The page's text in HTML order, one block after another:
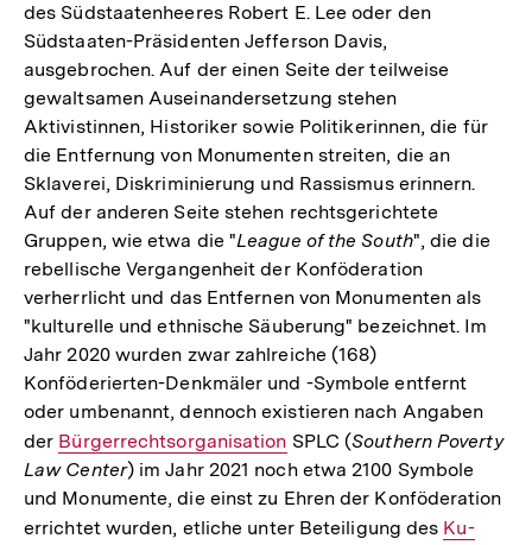
des Südstaatenheeres Robert E. Lee oder den
Südstaaten-Präsidenten Jefferson Davis,
ausgebrochen. Auf der einen Seite der teilweise
gewaltsamen Auseinandersetzung stehen
Aktivistinnen, Historiker sowie Politikerinnen, die für
die Entfernung von Monumenten streiten, die an
Sklaverei, Diskriminierung und Rassismus erinnern.
Auf der anderen Seite stehen rechtsgerichtete
Gruppen, wie etwa die "League of the South", die die
rebellische Vergangenheit der Konföderation
verherrlicht und das Entfernen von Monumenten als
"kulturelle und ethnische Säuberung" bezeichnet. Im
Jahr 2020 wurden zwar zahlreiche (168)
Konföderierten-Denkmäler und -Symbole entfernt
oder umbenannt, dennoch existieren nach Angaben
der Interner
Link:
Bürgerrechtsorganisation SPLC (Southern Poverty
Law Center) im Jahr 2021 noch etwa 2100 Symbole
und Monumente, die einst zu Ehren der Konföderation
errichtet wurden, etliche unter Beteiligung des Interner
Ku-